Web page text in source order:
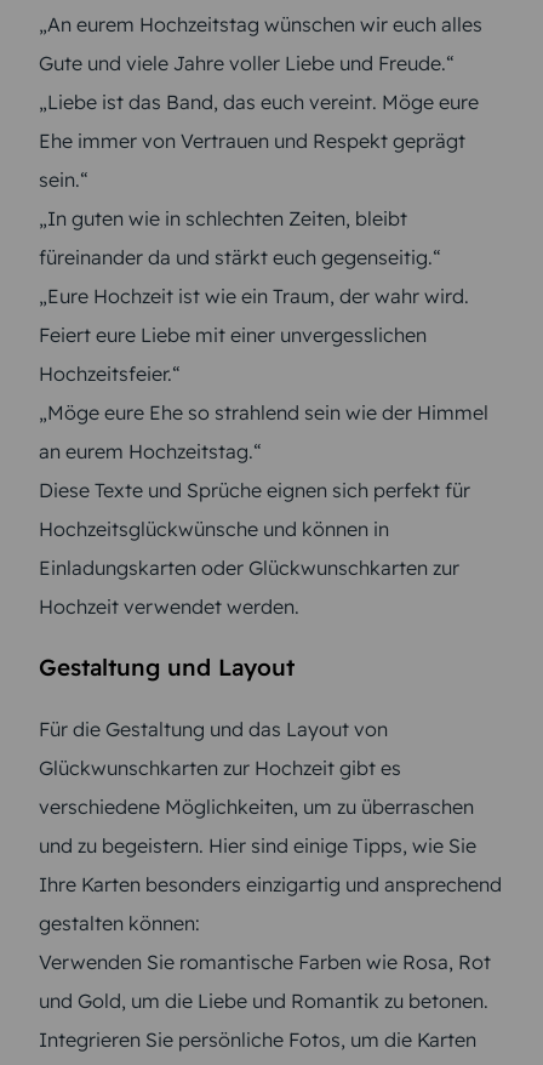
„An eurem Hochzeitstag wünschen wir euch alles
Gute und viele Jahre voller Liebe und Freude.“
„Liebe ist das Band, das euch vereint. Möge eure
Ehe immer von Vertrauen und Respekt geprägt
sein.“
„In guten wie in schlechten Zeiten, bleibt
füreinander da und stärkt euch gegenseitig.“
„Eure Hochzeit ist wie ein Traum, der wahr wird.
Feiert eure Liebe mit einer unvergesslichen
Hochzeitsfeier.“
„Möge eure Ehe so strahlend sein wie der Himmel
an eurem Hochzeitstag.“
Diese Texte und Sprüche eignen sich perfekt für
Hochzeitsglückwünsche und können in
Einladungskarten oder Glückwunschkarten zur
Hochzeit verwendet werden.
Gestaltung und Layout
Für die Gestaltung und das Layout von
Glückwunschkarten zur Hochzeit gibt es
verschiedene Möglichkeiten, um zu überraschen
und zu begeistern. Hier sind einige Tipps, wie Sie
Ihre Karten besonders einzigartig und ansprechend
gestalten können:
Verwenden Sie romantische Farben wie Rosa, Rot
und Gold, um die Liebe und Romantik zu betonen.
Integrieren Sie persönliche Fotos, um die Karten